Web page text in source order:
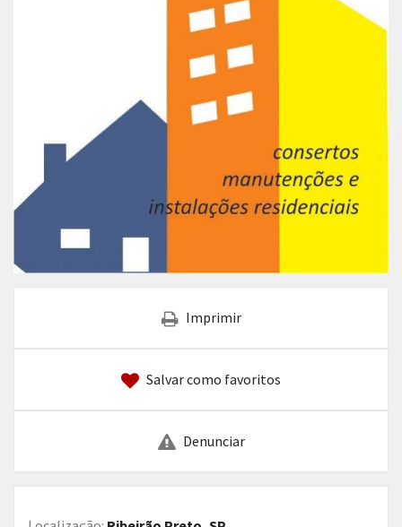
Imprimir
Salvar como favoritos
Denunciar